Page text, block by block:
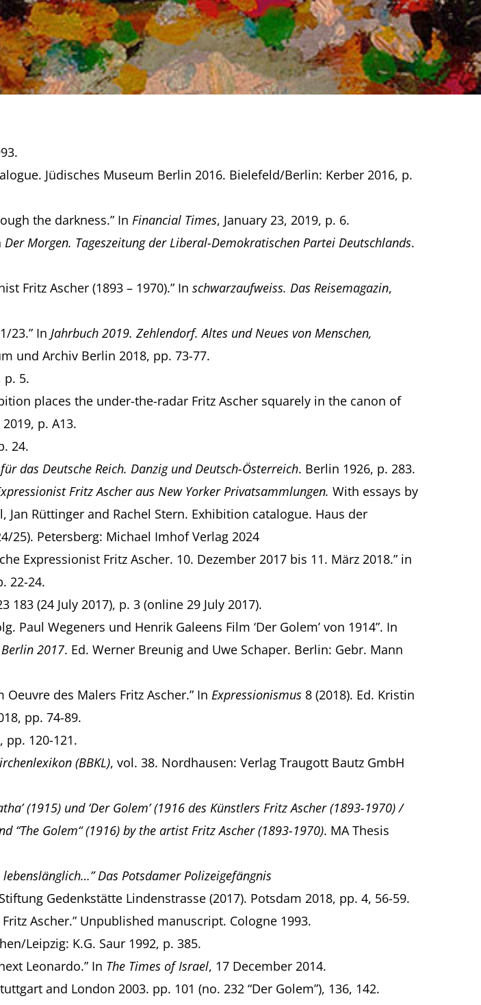
Jüdisches Museum Berlin 2016. Bielefeld/Berlin: Kerber 2016, p.
the darkness.” In Financial Times, January 23, 2019, p. 6.
Der Morgen. Tageszeitung der Liberal-Demokratischen Partei Deutschlands.
Fritz Ascher (1893 – 1970).” In schwarzaufweiss. Das Reisemagazin,
23.” In Jahrbuch 2019. Zehlendorf. Altes und Neues von Menschen,
und Archiv Berlin 2018, pp. 73-77.
p. 5.
places the under-the-radar Fritz Ascher squarely in the canon of
p. A13.
24.
das Deutsche Reich. Danzig und Deutsch-Österreich. Berlin 1926, p. 283.
Fritz Ascher aus New Yorker Privatsammlungen. With essays by
Jan Rüttinger and Rachel Stern. Exhibition catalogue. Haus der
25). Petersberg: Michael Imhof Verlag 2024
Expressionist Fritz Ascher. 10. Dezember 2017 bis 11. März 2018.” in
22-24.
183 (24 July 2017), p. 3 (online 29 July 2017).
Paul Wegeners und Henrik Galeens Film ‘Der Golem’ von 1914”. In
2017. Ed. Werner Breunig and Uwe Schaper. Berlin: Gebr. Mann
des Malers Fritz Ascher.” In Expressionismus8 (2018). Ed. Kristin
pp. 74-89.
pp. 120-121.
(BBKL), vol. 38. Nordhausen: Verlag Traugott Bautz GmbH
(1915) und ‘Der Golem’ (1916 des Künstlers Fritz Ascher (1893-1970) /
“The Golem“ (1916) by the artist Fritz Ascher (1893-1970). MA Thesis
Das Potsdamer Polizeigefängnis
Gedenkstätte Lindenstrasse (2017). Potsdam 2018, pp. 4, 56-59.
Ascher.” Unpublished manuscript. Cologne 1993.
Leipzig: K.G. Saur 1992, p. 385.
Leonardo.” In The Times of Israel, 17 December 2014.
and London 2003. pp. 101 (no. 232 “Der Golem”), 136, 142.